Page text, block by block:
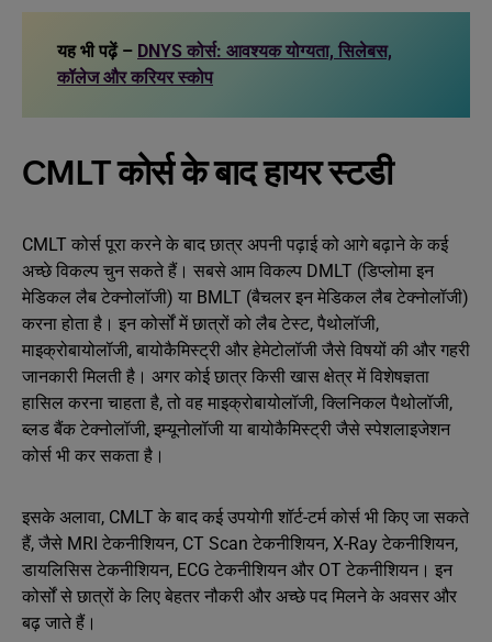
यह भी पढ़ें – DNYS कोर्स: आवश्यक योग्यता, सिलेबस,
कॉलेज और करियर स्कोप
CMLT कोर्स के बाद हायर स्टडी
CMLT कोर्स पूरा करने के बाद छात्र अपनी पढ़ाई को आगे बढ़ाने के कई
अच्छे विकल्प चुन सकते हैं। सबसे आम विकल्प DMLT (डिप्लोमा इन
मेडिकल लैब टेक्नोलॉजी) या BMLT (बैचलर इन मेडिकल लैब टेक्नोलॉजी)
करना होता है। इन कोर्सों में छात्रों को लैब टेस्ट, पैथोलॉजी,
माइक्रोबायोलॉजी, बायोकैमिस्ट्री और हेमेटोलॉजी जैसे विषयों की और गहरी
जानकारी मिलती है। अगर कोई छात्र किसी खास क्षेत्र में विशेषज्ञता
हासिल करना चाहता है, तो वह माइक्रोबायोलॉजी, क्लिनिकल पैथोलॉजी,
ब्लड बैंक टेक्नोलॉजी, इम्यूनोलॉजी या बायोकैमिस्ट्री जैसे स्पेशलाइजेशन
कोर्स भी कर सकता है।
इसके अलावा, CMLT के बाद कई उपयोगी शॉर्ट-टर्म कोर्स भी किए जा सकते
हैं, जैसे MRI टेकनीशियन, CT Scan टेकनीशियन, X-Ray टेकनीशियन,
डायलिसिस टेकनीशियन, ECG टेकनीशियन और OT टेकनीशियन। इन
कोर्सों से छात्रों के लिए बेहतर नौकरी और अच्छे पद मिलने के अवसर और
बढ़ जाते हैं।